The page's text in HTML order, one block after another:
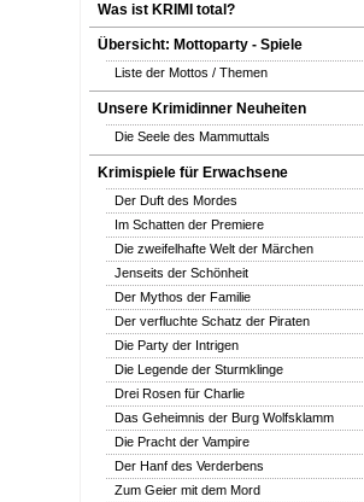
Was ist KRIMI total?
Übersicht: Mottoparty - Spiele
Liste der Mottos / Themen
Unsere Krimidinner Neuheiten
Die Seele des Mammuttals
Krimispiele für Erwachsene
Der Duft des Mordes
Im Schatten der Premiere
Die zweifelhafte Welt der Märchen
Jenseits der Schönheit
Der Mythos der Familie
Der verfluchte Schatz der Piraten
Die Party der Intrigen
Die Legende der Sturmklinge
Drei Rosen für Charlie
Das Geheimnis der Burg Wolfsklamm
Die Pracht der Vampire
Der Hanf des Verderbens
Zum Geier mit dem Mord